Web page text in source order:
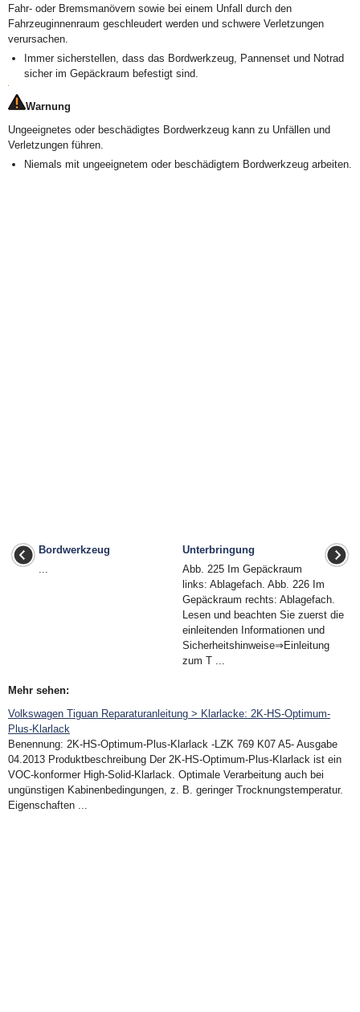
Fahr- oder Bremsmanövern sowie bei einem Unfall durch den
Fahrzeuginnenraum geschleudert werden und schwere Verletzungen
verursachen.
Immer sicherstellen, dass das Bordwerkzeug, Pannenset und Notrad
sicher im Gepäckraum befestigt sind.
Warnung
Ungeeignetes oder beschädigtes Bordwerkzeug kann zu Unfällen und
Verletzungen führen.
Niemals mit ungeeignetem oder beschädigtem Bordwerkzeug arbeiten.
Bordwerkzeug
...
Unterbringung
Abb. 225 Im Gepäckraum
links: Ablagefach. Abb. 226 Im
Gepäckraum rechts: Ablagefach.
Lesen und beachten Sie zuerst die
einleitenden Informationen und
Sicherheitshinweise⇒Einleitung
zum T ...
Mehr sehen:
Volkswagen Tiguan Reparaturanleitung > Klarlacke: 2K-HS-Optimum-
Plus-Klarlack
Benennung: 2K-HS-Optimum-Plus-Klarlack -LZK 769 K07 A5- Ausgabe
04.2013 Produktbeschreibung Der 2K-HS-Optimum-Plus-Klarlack ist ein
VOC-konformer High-Solid-Klarlack. Optimale Verarbeitung auch bei
ungünstigen Kabinenbedingungen, z. B. geringer Trocknungstemperatur.
Eigenschaften ...